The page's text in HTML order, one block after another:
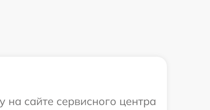
сайте сервисного центра